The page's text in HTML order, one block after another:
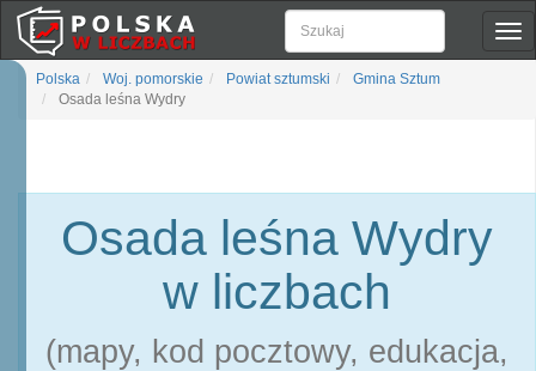
Polska Woj. pomorskie Powiat sztumski
Gmina Sztum
Osada leśna Wydry
Osada leśna Wydry
w liczbach
(mapy, kod pocztowy, edukacja,